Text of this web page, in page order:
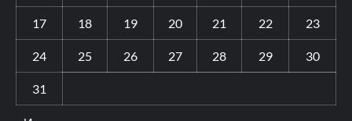
17 18 19 20 21 22 23
24 25 26 27 28 29 30
31